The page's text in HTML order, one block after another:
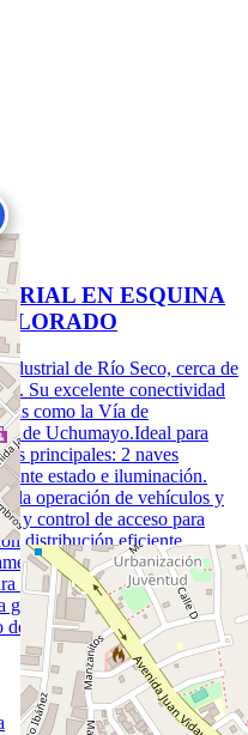
EN ESQUINA
de Río Seco, cerca de
Su excelente conectividad
como la Vía de
de Uchumayo.Ideal para
principales: 2 naves
estado e iluminación.
la operación de vehículos y
y control de acceso para
distribución eficiente,
y comedor para
almacenamiento estratégico.
garantizar la continuidad
camiones y vehículos de